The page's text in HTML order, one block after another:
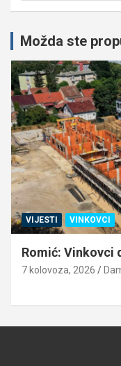
Možda ste
VIJESTI VINKOVCI
Romić: Vinkovci
7 kolovoza, 2026